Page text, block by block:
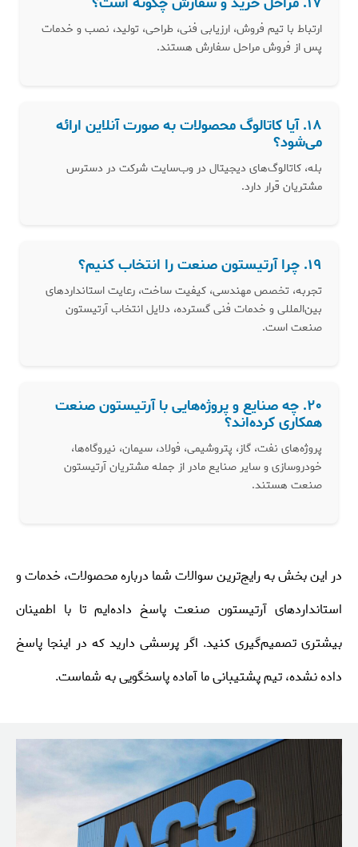
ارتباط با تیم فروش، ارزیابی فنی، طراحی، تولید، نصب و خدمات
پس از فروش مراحل سفارش هستند.
۱۸. آیا کاتالوگ محصولات به صورت آنلاین ارائه
می‌شود؟
بله، کاتالوگ‌های دیجیتال در وب‌سایت شرکت در دسترس
مشتریان قرار دارد.
۱۹. چرا آرتیستون صنعت را انتخاب کنیم؟
تجربه، تخصص مهندسی، کیفیت ساخت، رعایت استانداردهای
بین‌المللی و خدمات فنی گسترده، دلایل انتخاب آرتیستون
صنعت است.
۲۰. چه صنایع و پروژه‌هایی با آرتیستون صنعت
همکاری کرده‌اند؟
پروژه‌های نفت، گاز، پتروشیمی، فولاد، سیمان، نیروگاه‌ها،
خودروسازی و سایر صنایع مادر از جمله مشتریان آرتیستون
صنعت هستند.
در این بخش به رایج‌ترین سوالات شما درباره محصولات، خدمات و
استانداردهای آرتیستون صنعت پاسخ داده‌ایم تا با اطمینان
بیشتری تصمیم‌گیری کنید. اگر پرسشی دارید که در اینجا پاسخ
داده نشده، تیم پشتیبانی ما آماده پاسخگویی به شماست.